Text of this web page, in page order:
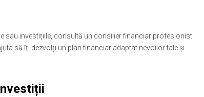
sau investițiile, consultă un consilier financiar profesionist.
să îți dezvolți un plan financiar adaptat nevoilor tale și